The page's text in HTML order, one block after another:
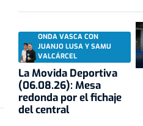
ONDA VASCA CON
JUANJO LUSA Y SAMU
VALCÁRCEL
La Movida Deportiva
(06.08.26): Mesa
redonda por el fichaje
del central